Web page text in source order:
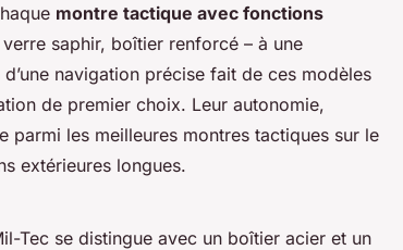
montre tactique avec fonctions
saphir, boîtier renforcé – à une
navigation précise fait de ces modèles
de premier choix. Leur autonomie,
parmi les meilleures montres tactiques sur le
extérieures longues.
Tec se distingue avec un boîtier acier et un